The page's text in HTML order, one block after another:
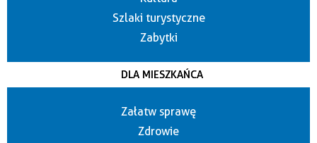
Szlaki turystyczne
Zabytki
DLA MIESZKAŃCA
Załatw sprawę
Zdrowie